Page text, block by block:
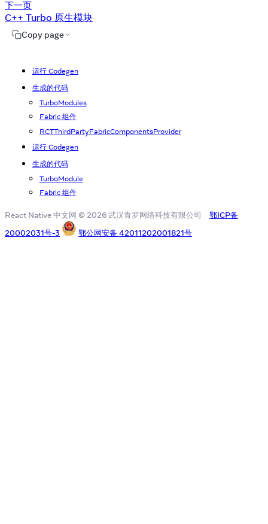
下一页
C++ Turbo 原生模块
Copy page
运行 Codegen
生成的代码
TurboModules
Fabric 组件
RCTThirdPartyFabricComponentsProvider
运行 Codegen
生成的代码
TurboModule
Fabric 组件
React Native 中文网 © 2026 武汉青罗网络科技有限公司
鄂ICP备
20002031号-3
鄂公网安备 42011202001821号